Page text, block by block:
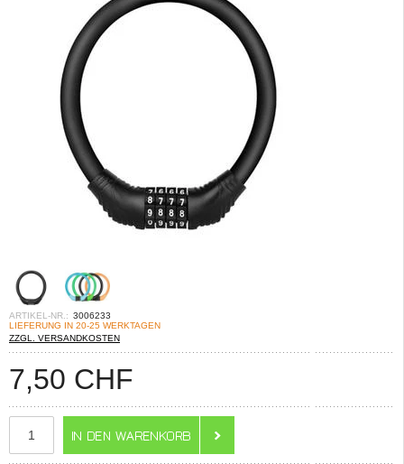
ARTIKEL-NR.: 3006233
LIEFERUNG IN 20-25 WERKTAGEN
ZZGL. VERSANDKOSTEN
7,50 CHF